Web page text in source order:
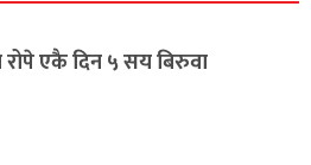
रोपे एकै दिन ५ सय बिरुवा